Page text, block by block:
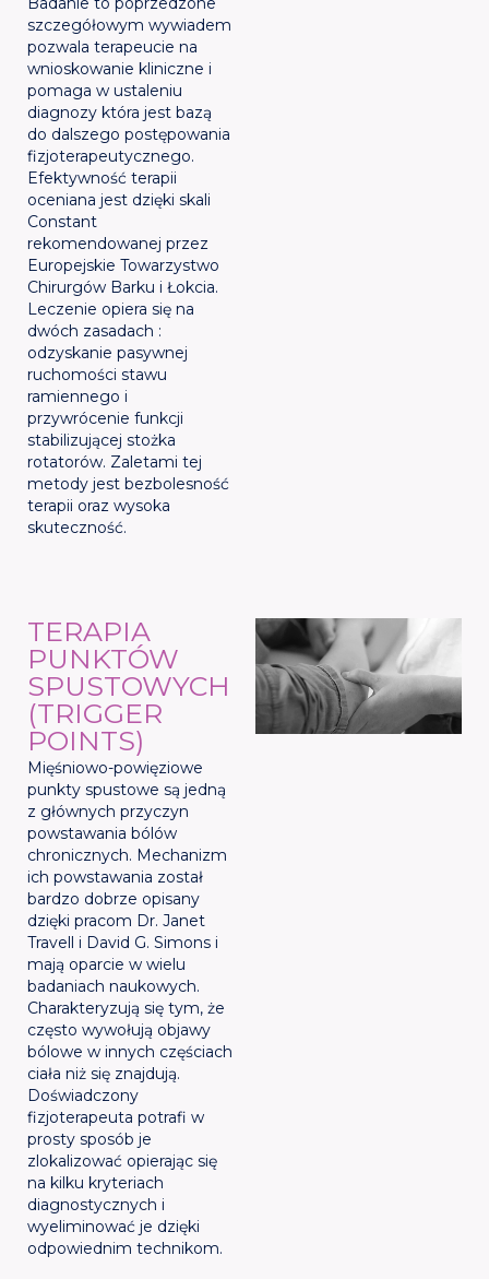
szczegółowym wywiadem
pozwala terapeucie na
wnioskowanie kliniczne i
pomaga w ustaleniu
diagnozy która jest bazą
do dalszego postępowania
fizjoterapeutycznego.
Efektywność terapii
oceniana jest dzięki skali
Constant
rekomendowanej przez
Europejskie Towarzystwo
Chirurgów Barku i Łokcia.
Leczenie opiera się na
dwóch zasadach :
odzyskanie pasywnej
ruchomości stawu
ramiennego i
przywrócenie funkcji
stabilizującej stożka
rotatorów. Zaletami tej
metody jest bezbolesność
terapii oraz wysoka
skuteczność.
TERAPIA
PUNKTÓW
SPUSTOWYCH
(TRIGGER
POINTS)
Mięśniowo-powięziowe
punkty spustowe są jedną
z głównych przyczyn
powstawania bólów
chronicznych. Mechanizm
ich powstawania został
bardzo dobrze opisany
dzięki pracom Dr. Janet
Travell i David G. Simons i
mają oparcie w wielu
badaniach naukowych.
Charakteryzują się tym, że
często wywołują objawy
bólowe w innych częściach
ciała niż się znajdują.
Doświadczony
fizjoterapeuta potrafi w
prosty sposób je
zlokalizować opierając się
na kilku kryteriach
diagnostycznych i
wyeliminować je dzięki
odpowiednim technikom.